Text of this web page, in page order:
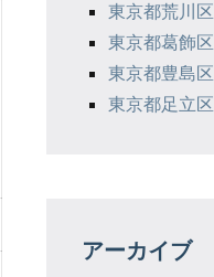
東京都荒川区
東京都葛飾区
東京都豊島区
東京都足立区
アーカイブ